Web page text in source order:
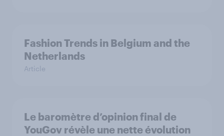
Fashion Trends in Belgium and the
Netherlands
Article
Le baromètre d’opinion final de
YouGov révèle une nette évolution